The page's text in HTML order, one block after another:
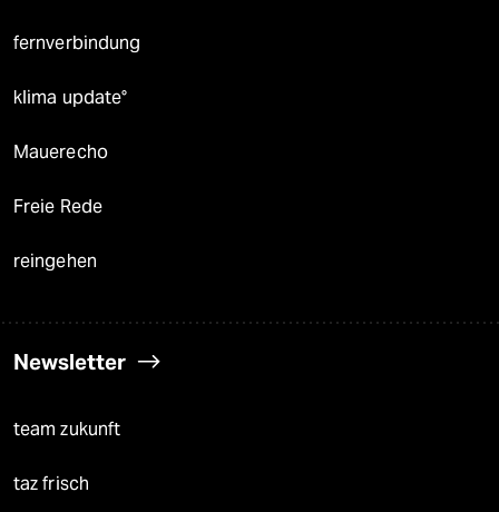
fernverbindung
klima update°
Mauerecho
Freie Rede
reingehen
Newsletter
team zukunft
taz frisch